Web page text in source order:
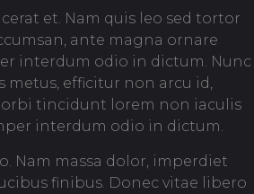
et. Nam quis leo sed tortor
ante magna ornare
interdum odio in dictum. Nunc
metus, efficitur non arcu id,
tincidunt lorem non iaculis
interdum odio in dictum.
Nam massa dolor, imperdiet
finibus. Donec vitae libero